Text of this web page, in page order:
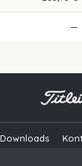
—
Downloads